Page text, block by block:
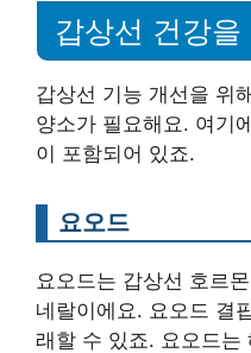
갑상선 건강을
갑상선 기능 개선을 위
양소가 필요해요. 여기
이 포함되어 있죠.
요오드
요오드는 갑상선 호르
네랄이에요. 요오드 결
래할 수 있죠. 요오드는